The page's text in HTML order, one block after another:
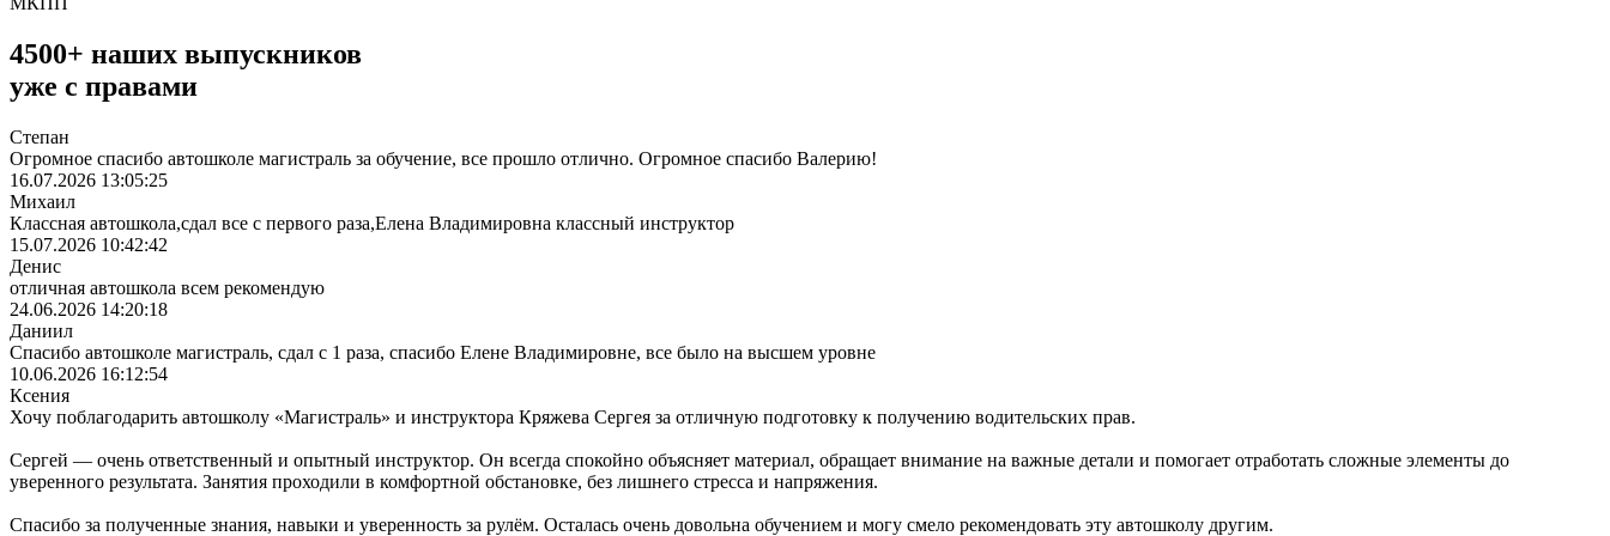
4500+ наших выпускников
уже с правами
Степан
Огромное спасибо автошколе магистраль за обучение, все прошло отлично. Огромное спасибо Валерию!
16.07.2026 13:05:25
Михаил
Классная автошкола,сдал все с первого раза,Елена Владимировна классный инструктор
15.07.2026 10:42:42
Денис
отличная автошкола всем рекомендую
24.06.2026 14:20:18
Даниил
Спасибо автошколе магистраль, сдал с 1 раза, спасибо Елене Владимировне, все было на высшем уровне
10.06.2026 16:12:54
Ксения
Хочу поблагодарить автошколу «Магистраль» и инструктора Кряжева Сергея за отличную подготовку к получению водительских прав.
Сергей — очень ответственный и опытный инструктор. Он всегда спокойно объясняет материал, обращает внимание на важные детали и помогает отработать сложные элементы до
уверенного результата. Занятия проходили в комфортной обстановке, без лишнего стресса и напряжения.
Спасибо за полученные знания, навыки и уверенность за рулём. Осталась очень довольна обучением и могу смело рекомендовать эту автошколу другим.